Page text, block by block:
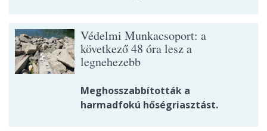
Védelmi Munkacsoport: a
következő 48 óra lesz a
legnehezebb
Meghosszabbították a
harmadfokú hőségriasztást.